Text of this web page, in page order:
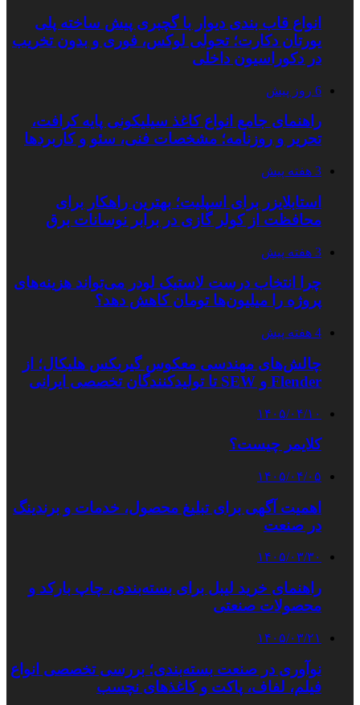
انواع قاب بندی دیوار با گچبری پیش ساخته پلی
یورتان دکارت؛ تحولی لوکس، فوری و بدون تخریب
در دکوراسیون داخلی
6 روز پیش
راهنمای جامع انواع کاغذ سیلیکونی پایه کرافت،
تحریر و روزنامه؛ مشخصات فنی، سئو و کاربردها
3 هفته پیش
استابلایزر برای اسپلیت؛ بهترین راهکار برای
محافظت از کولر گازی در برابر نوسانات برق
3 هفته پیش
چرا انتخاب درست لاستیک لودر می‌تواند هزینه‌های
پروژه را میلیون‌ها تومان کاهش دهد؟
4 هفته پیش
چالش‌های مهندسی معکوس گیربکس هلیکال؛ از
Flender و SEW تا تولیدکنندگان تخصصی ایرانی
۱۴۰۵/۰۴/۱۰
کلایمر چیست؟
۱۴۰۵/۰۴/۰۵
اهمیت آگهی برای تبلیغ محصول، خدمات و برندینگ
در صنعت
۱۴۰۵/۰۳/۳۰
راهنمای خرید لیبل برای بسته‌بندی، چاپ بارکد و
محصولات صنعتی
۱۴۰۵/۰۳/۲۱
نوآوری در صنعت بسته‌بندی؛ بررسی تخصصی انواع
فیلم، لفاف، پاکت و کاغذهای نچسب